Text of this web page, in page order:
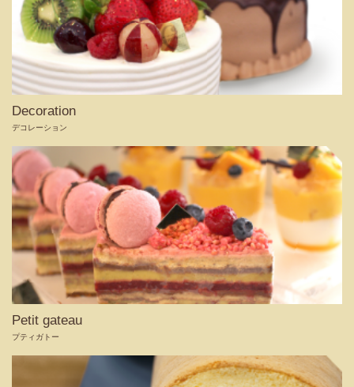
Decoration
デコレーション
Petit gateau
プティガトー